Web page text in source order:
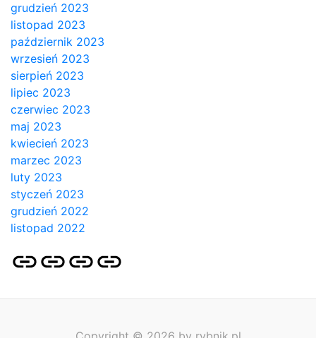
grudzień 2023
listopad 2023
październik 2023
wrzesień 2023
sierpień 2023
lipiec 2023
czerwiec 2023
maj 2023
kwiecień 2023
marzec 2023
luty 2023
styczeń 2023
grudzień 2022
listopad 2022
Strona
główna
Pozycjonowanie
Stron
SKLEP
SEO
BLOG